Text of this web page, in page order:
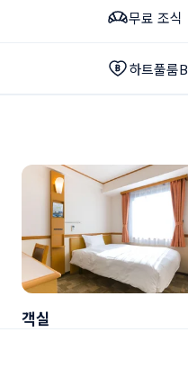
무료 조식
하트풀룸B
객실